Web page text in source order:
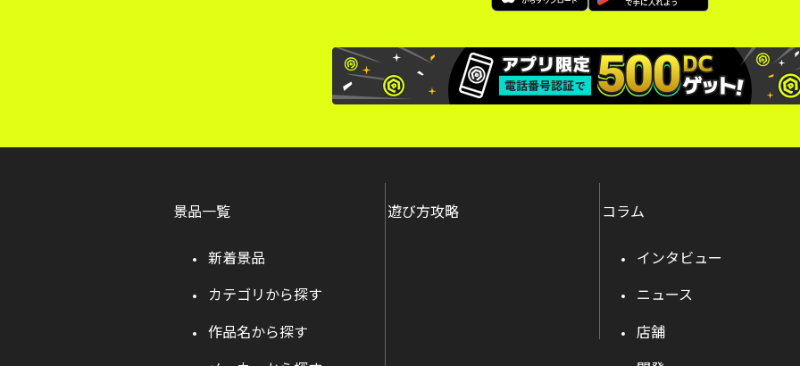
景品一覧
新着景品
カテゴリから探す
作品名から探す
遊び方攻略 コラム
インタビュー
ニュース
店舗